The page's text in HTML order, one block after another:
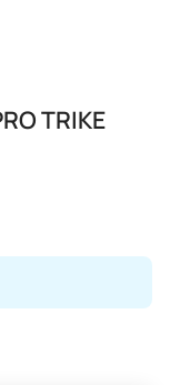
TRIKE